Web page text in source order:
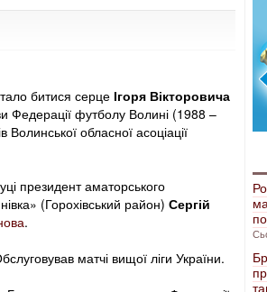
битися серце Ігоря Вікторовича
Федерації футболу Волині (1988 –
Волинської обласної асоціації
президент аматорського
(Горохівський район) Сергій
.
матчі вищої ліги України.